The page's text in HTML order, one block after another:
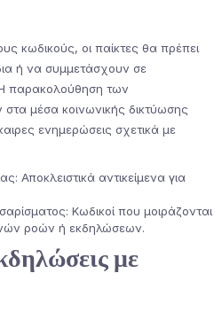
κωδικούς, οι παίκτες θα πρέπει
ή να συμμετάσχουν σε
παρακολούθηση των
μέσα κοινωνικής δικτύωσης
ενημερώσεις σχετικά με
Αποκλειστικά αντικείμενα για
Κωδικοί που μοιράζονται
ροών ή εκδηλώσεων.
με